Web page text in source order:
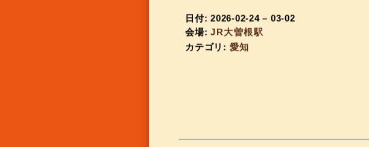
日付: 2026-02-24– 03-02
会場: JR大曽根駅
カテゴリ: 愛知